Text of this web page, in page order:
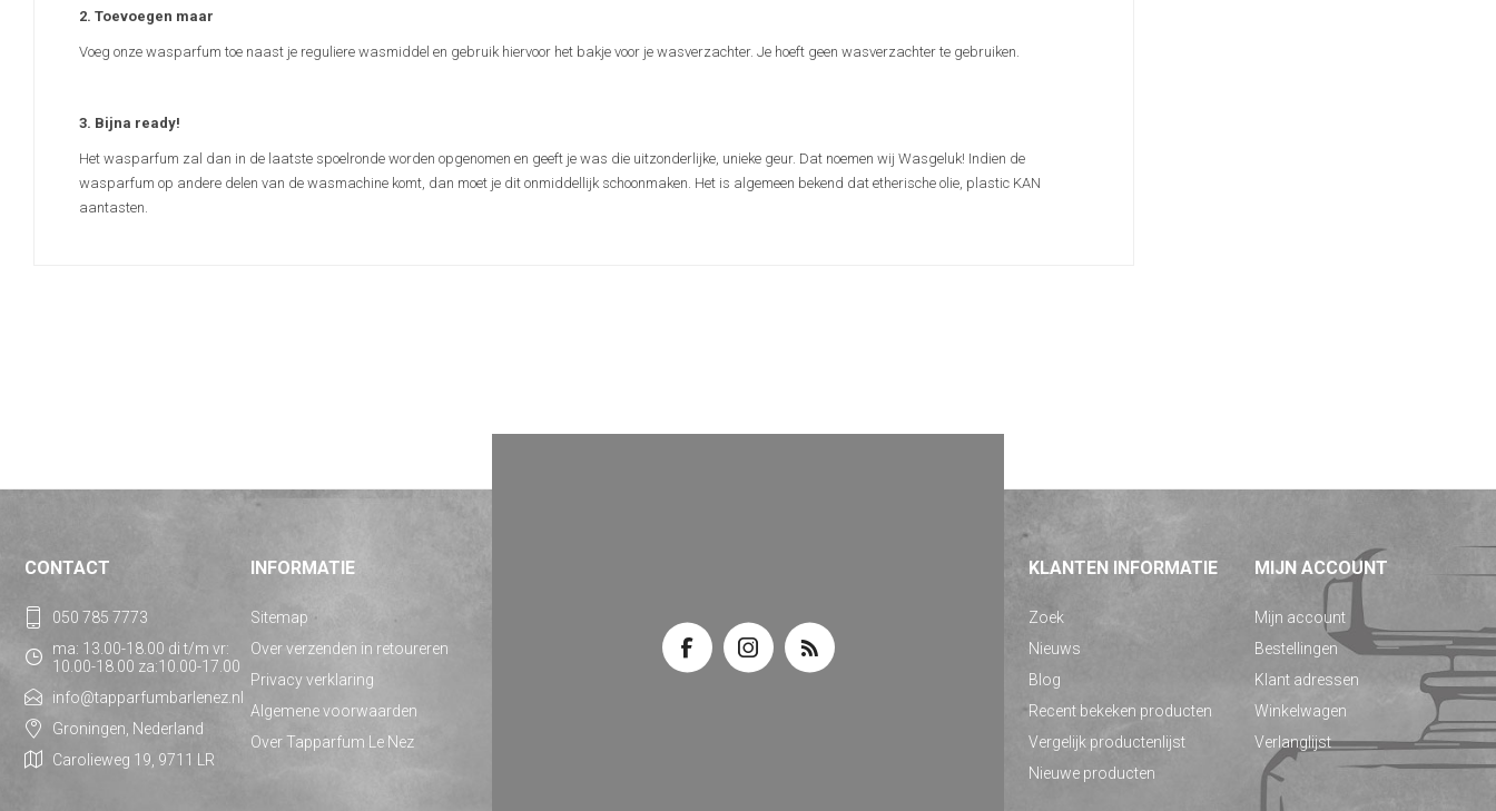
2. Toevoegen maar
Voeg onze wasparfum toe naast je reguliere wasmiddel en gebruik hiervoor het bakje voor je wasverzachter. Je hoeft geen wasverzachter te gebruiken.
3. Bijna ready!
Het wasparfum zal dan in de laatste spoelronde worden opgenomen en geeft je was die uitzonderlijke, unieke geur. Dat noemen wij Wasgeluk! Indien de
wasparfum op andere delen van de wasmachine komt, dan moet je dit onmiddellijk schoonmaken. Het is algemeen bekend dat etherische olie, plastic KAN
aantasten.
CONTACT
050 785 7773
ma: 13.00-18.00 di t/m vr:
10.00-18.00 za:10.00-17.00
info@tapparfumbarlenez.nl
Groningen, Nederland
Carolieweg 19, 9711 LR
INFORMATIE
Sitemap
Over verzenden in retoureren
Privacy verklaring
Algemene voorwaarden
Over Tapparfum Le Nez
KLANTEN INFORMATIE
Zoek
Nieuws
Blog
Recent bekeken producten
Vergelijk productenlijst
Nieuwe producten
MIJN ACCOUNT
Mijn account
Bestellingen
Klant adressen
Winkelwagen
Verlanglijst